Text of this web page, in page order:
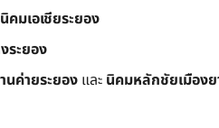
นิคมเอเชียระยอง
ระยอง
นค่ายระยอง และ นิคมหลักชัยเมืองย